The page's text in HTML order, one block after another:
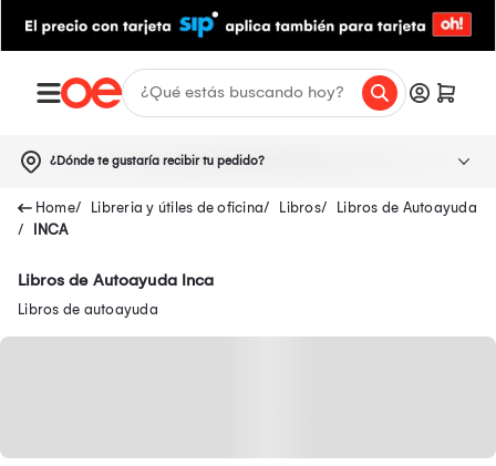
¿Dónde te gustaría recibir tu pedido?
Libreria y útiles de oficina Libros
Libros de Autoayuda
INCA
Libros de Autoayuda Inca
Libros de autoayuda